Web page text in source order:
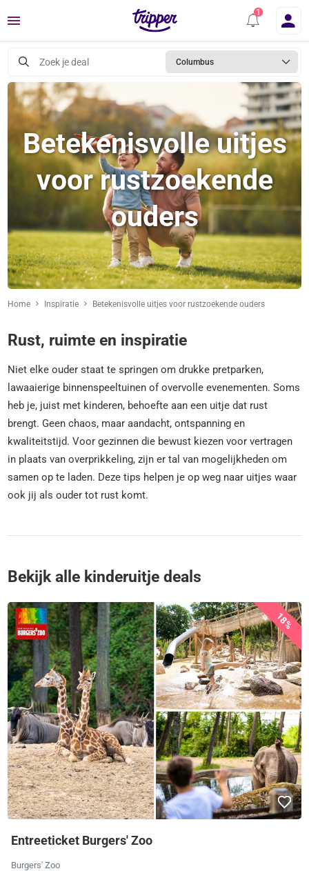
Menu
Zoek je deal Columbus
Betekenisvolle uitjes
voor rustzoekende
ouders
Home Inspiratie Betekenisvolle uitjes voor rustzoekende ouders
Rust, ruimte en inspiratie
Niet elke ouder staat te springen om drukke pretparken,
lawaaierige binnenspeeltuinen of overvolle evenementen. Soms
heb je, juist met kinderen, behoefte aan een uitje dat rust
brengt. Geen chaos, maar aandacht, ontspanning en
kwaliteitstijd. Voor gezinnen die bewust kiezen voor vertragen
in plaats van overprikkeling, zijn er tal van mogelijkheden om
samen op te laden. Deze tips helpen je op weg naar uitjes waar
ook jij als ouder tot rust komt.
Bekijk alle kinderuitje deals
18%
Entreeticket Burgers' Zoo
Burgers' Zoo